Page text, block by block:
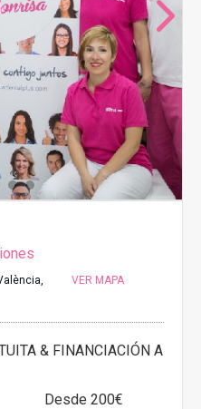
VER MAPA
& FINANCIACIÓN A
Desde 200€